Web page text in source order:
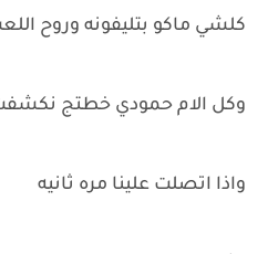
كلشي ماكو بتليفونه وروح
وكل الام حمودي خطتج نكشفت
واذا اتصلت علينا مره ثانيه